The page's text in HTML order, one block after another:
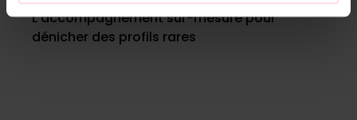
L’accompagnement sur-mesure pour
dénicher des profils rares